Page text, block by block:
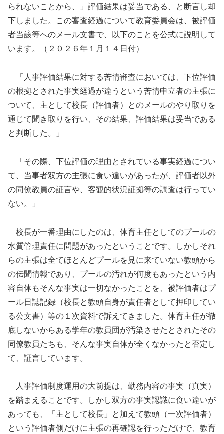
られないことから、」評価結果は妥当である、と断言し却
下しました。この審査経過について教育委員会は、被評価
者当該等へのメール文書で、以下のことを公式に説明して
います。（２０２６年１月１４日付）
「人事評価結果に対する苦情審査においては、下位評価
の根拠とされた事実経過が違うという苦情申立者の主張に
ついて、主として校長（評価者）とのメールのやり取りを
通じて聞き取りを行い、その結果、評価結果は妥当である
と判断した。」
「その際、下位評価の理由とされている事実経過につい
て、当事者双方の主張に食い違いがあったが、評価者以外
の同僚教員の証言や、客観的状況証拠等の調査は行ってい
ない。」
校長が一番理由にしたのは、体育主任としてのプールの
水質管理責任に問題があったということです。しかしそれ
らの主張は全てほとんどプールを見に来ていない教頭から
の伝聞情報であり、プールの汚れが何度もあったという内
容自体もそんな事実は一切なかったことを、被評価者はプ
ール日誌記録（校長と教頭自身が責任者として押印してい
る公文書）等の１次資料で訴えてきました。体育主任が徹
底しないからある学年の教員団が汚染させたとされたその
同僚教員たちも、そんな事実自体が全くなかったと否定し
て、証言しています。
人事評価制度運用の大前提は、勤務内容の事実（真実）
を踏まえることです。しかし双方の事実認識に食い違いが
あっても、「主として校長」と加えて教頭（一次評価者）
という評価者側だけに主張の再確認を行っただけで、教育